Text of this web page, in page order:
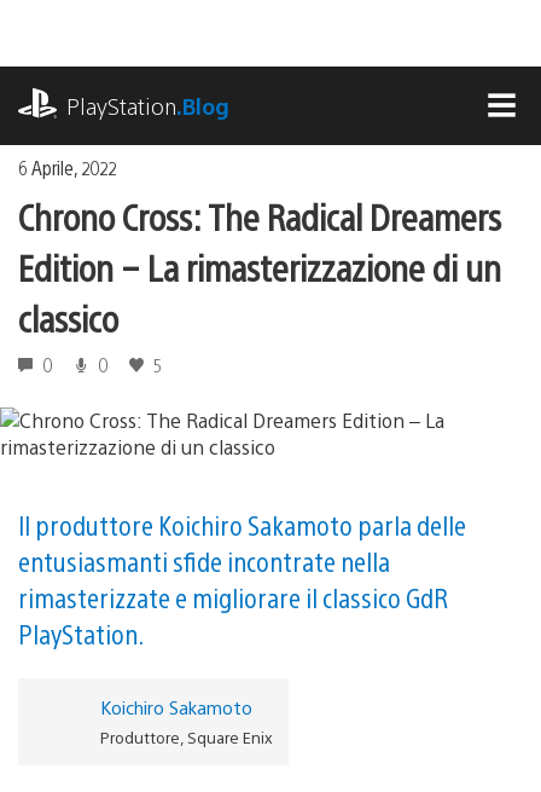
contenuto
PlayStation.Blog
6 Aprile, 2022
Chrono Cross: The Radical Dreamers
Edition – La rimasterizzazione di un
classico
0 0 5
Il produttore Koichiro Sakamoto parla delle
entusiasmanti sfide incontrate nella
rimasterizzate e migliorare il classico GdR
PlayStation.
Koichiro Sakamoto
Produttore, Square Enix